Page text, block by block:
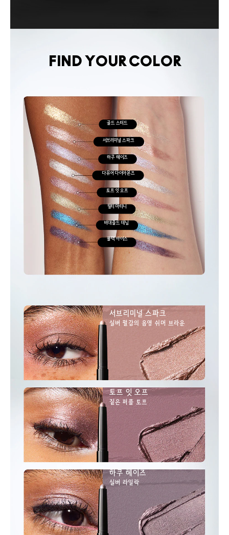
FIND YOUR COLOR
골드 스터드
서브리미널 스파크
하쿠 헤이즈
다뮤어 다이아몬즈
토프 잇 오프
필티 마티니
비대즐드 데님
블랙 아이스
서브리미널 스파크
실버 펄감의 음영 쉬머 브라운
토프 잇 오프
짙은 퍼플 토프
하쿠 헤이즈
실버 라일락